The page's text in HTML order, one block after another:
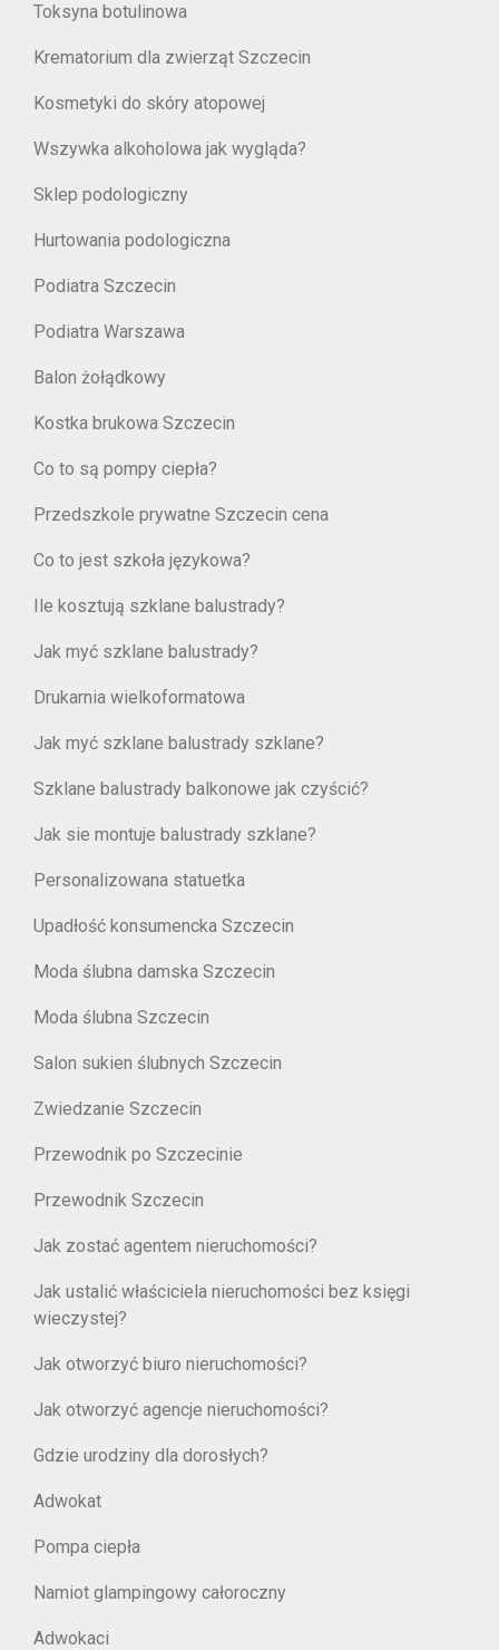
Toksyna botulinowa
Krematorium dla zwierząt Szczecin
Kosmetyki do skóry atopowej
Wszywka alkoholowa jak wygląda?
Sklep podologiczny
Hurtowania podologiczna
Podiatra Szczecin
Podiatra Warszawa
Balon żołądkowy
Kostka brukowa Szczecin
Co to są pompy ciepła?
Przedszkole prywatne Szczecin cena
Co to jest szkoła językowa?
Ile kosztują szklane balustrady?
Jak myć szklane balustrady?
Drukarnia wielkoformatowa
Jak myć szklane balustrady szklane?
Szklane balustrady balkonowe jak czyścić?
Jak sie montuje balustrady szklane?
Personalizowana statuetka
Upadłość konsumencka Szczecin
Moda ślubna damska Szczecin
Moda ślubna Szczecin
Salon sukien ślubnych Szczecin
Zwiedzanie Szczecin
Przewodnik po Szczecinie
Przewodnik Szczecin
Jak zostać agentem nieruchomości?
Jak ustalić właściciela nieruchomości bez księgi
wieczystej?
Jak otworzyć biuro nieruchomości?
Jak otworzyć agencje nieruchomości?
Gdzie urodziny dla dorosłych?
Adwokat
Pompa ciepła
Namiot glampingowy całoroczny
Adwokaci